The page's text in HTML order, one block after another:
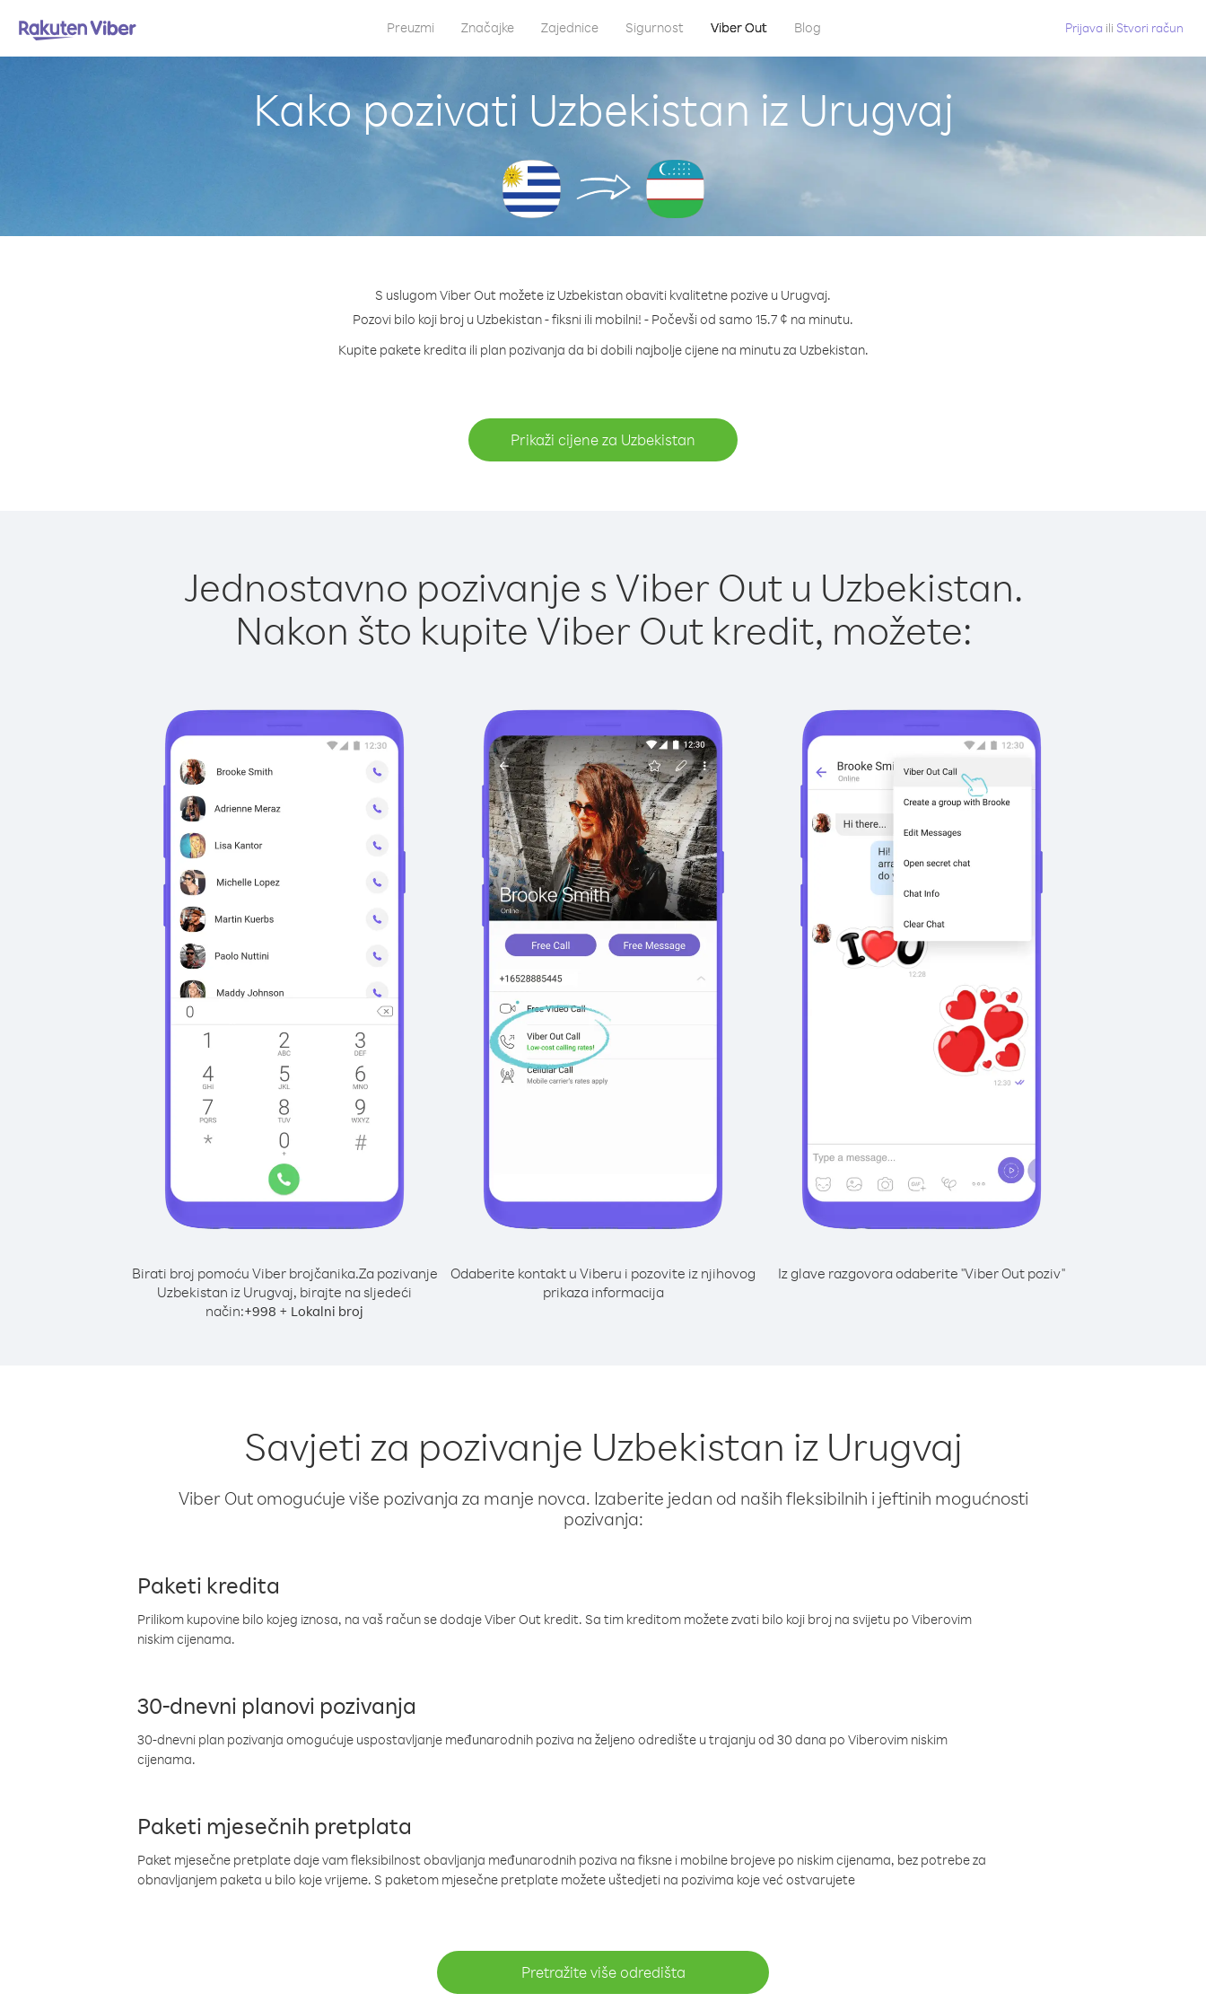
Preuzmi Značajke Zajednice Sigurnost Viber Out Blog Prijava ili Stvori račun
Kako pozivati Uzbekistan iz Urugvaj
S uslugom Viber Out možete iz Uzbekistan obaviti kvalitetne pozive u Urugvaj.
Pozovi bilo koji broj u Uzbekistan - fiksni ili mobilni! - Počevši od samo 15.7 ¢ na minutu.
Kupite pakete kredita ili plan pozivanja da bi dobili najbolje cijene na minutu za Uzbekistan.
Prikaži cijene za Uzbekistan
Jednostavno pozivanje s Viber Out u Uzbekistan.
Nakon što kupite Viber Out kredit, možete:
Birati broj pomoću Viber brojčanika.Za pozivanje
Uzbekistan iz Urugvaj, birajte na sljedeći
način:+998 + Lokalni broj
Odaberite kontakt u Viberu i pozovite iz njihovog
prikaza informacija
Iz glave razgovora odaberite "Viber Out poziv"
Savjeti za pozivanje Uzbekistan iz Urugvaj
Viber Out omogućuje više pozivanja za manje novca. Izaberite jedan od naših fleksibilnih i jeftinih mogućnosti
pozivanja:
Paketi kredita
Prilikom kupovine bilo kojeg iznosa, na vaš račun se dodaje Viber Out kredit. Sa tim kreditom možete zvati bilo koji broj na svijetu po Viberovim
niskim cijenama.
30-dnevni planovi pozivanja
30-dnevni plan pozivanja omogućuje uspostavljanje međunarodnih poziva na željeno odredište u trajanju od 30 dana po Viberovim niskim
cijenama.
Paketi mjesečnih pretplata
Paket mjesečne pretplate daje vam fleksibilnost obavljanja međunarodnih poziva na fiksne i mobilne brojeve po niskim cijenama, bez potrebe za
obnavljanjem paketa u bilo koje vrijeme. S paketom mjesečne pretplate možete uštedjeti na pozivima koje već ostvarujete
Pretražite više odredišta